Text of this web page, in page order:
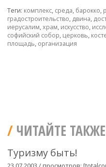
Теги: комплекс, среда, барокко,
градостроительство, двина,
иерусалим,храм, искусство,
софийский собор, церковь,
площадь, организация
ЧИТАЙТЕ ТАКЖЕ
Туризму быть!